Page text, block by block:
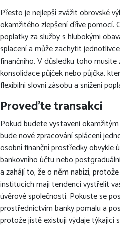
Přesto je nejlepší zvážit obrovské
okamžitého zlepšení dříve pomocí.
poplatky za služby s hlubokými
splacení a může zachytit
finančního. V důsledku toho
konsolidace půjček nebo půjčka,
flexibilní slovní zásobu a snížení
Proveďte transakci
Pokud budete vystaveni
bude nové zpracování splácení
osobní finanční prostředky obvykle
bankovního účtu nebo
a zahájí to, že o něm nabízí,
institucích mají tendenci vystřelit
úvěrové společnosti. Pokuste se
prostřednictvím banky pomalu a
protože jistě existují výdaje týkající